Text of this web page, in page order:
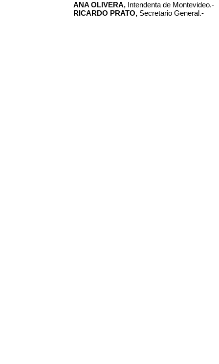
ANA OLIVERA, Intendenta de Montevideo.-
RICARDO PRATO, Secretario General.-